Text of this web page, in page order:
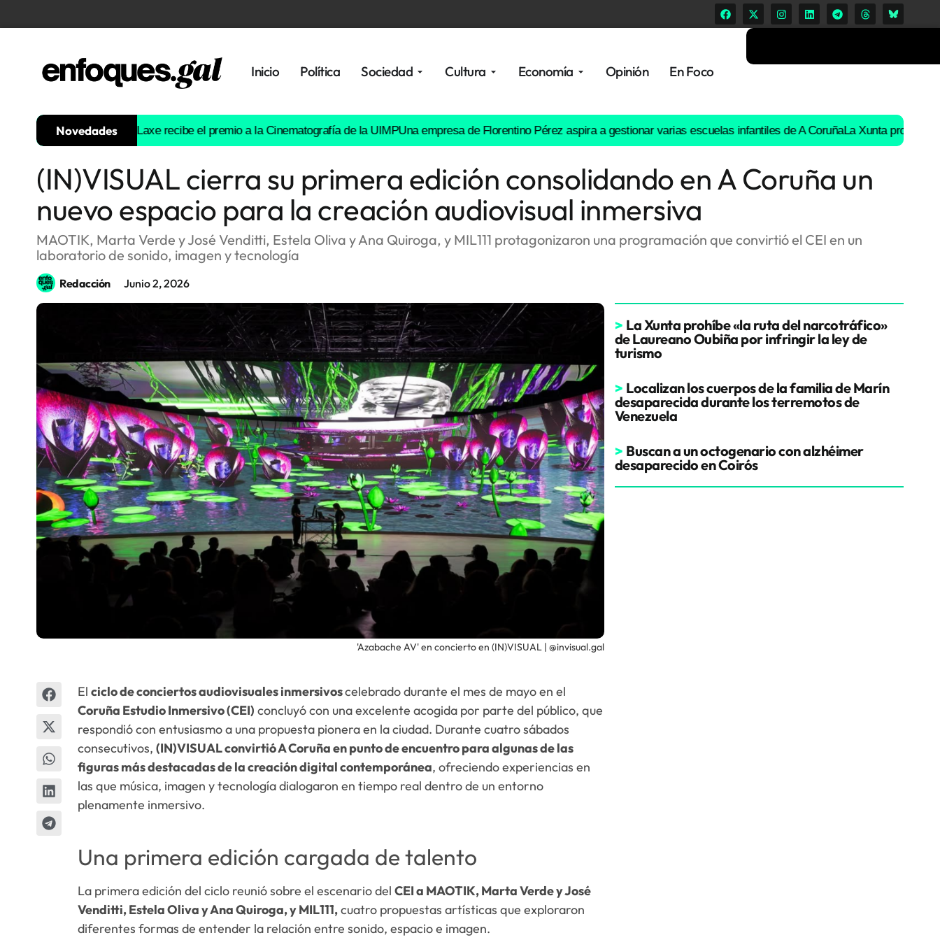
Inicio Política Sociedad Cultura Economía Opinión En Foco
Tendencias
Memoria
Histórica
Gastronomía
Sostenibilidad
Innova
Novedades
las críticasÓliver Laxe recibe el premio a la Cinematografía de la UIMPUna empresa de Florentino Pérez aspira a gestionar varias escuelas infantiles de A CoruñaLa Xunta prohíbe «la ruta
(IN)VISUAL cierra su primera edición consolidando en A Coruña un
nuevo espacio para la creación audiovisual inmersiva
MAOTIK, Marta Verde y José Venditti, Estela Oliva y Ana Quiroga, y MIL111 protagonizaron una programación que convirtió el CEI en un
laboratorio de sonido, imagen y tecnología
Redacción Junio 2, 2026
'Azabache AV' en concierto en (IN)VISUAL | @invisual.gal
El ciclo de conciertos audiovisuales inmersivoscelebrado durante el mes de mayo en el
Coruña Estudio Inmersivo (CEI) concluyó con una excelente acogida por parte del público, que
respondió con entusiasmo a una propuesta pionera en la ciudad. Durante cuatro sábados
consecutivos, (IN)VISUAL convirtió A Coruña en punto de encuentro para algunas de las
figuras más destacadas de la creación digital contemporánea, ofreciendo experiencias en
las que música, imagen y tecnología dialogaron en tiempo real dentro de un entorno
plenamente inmersivo.
Una primera edición cargada de talento
La primera edición del ciclo reunió sobre el escenario del CEI a MAOTIK, Marta Verde y José
Venditti, Estela Oliva y Ana Quiroga, y MIL111,cuatro propuestas artísticas que exploraron
diferentes formas de entender la relación entre sonido, espacio e imagen.
> La Xunta prohíbe «la ruta del narcotráfico»
de Laureano Oubiña por infringir la ley de
turismo
> Localizan los cuerpos de la familia de Marín
desaparecida durante los terremotos de
Venezuela
> Buscan a un octogenario con alzhéimer
desaparecido en Coirós